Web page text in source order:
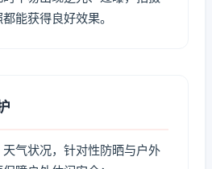
能获得良好效果。
气状况，针对性防晒与户外